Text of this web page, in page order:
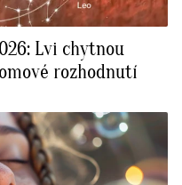
Lvi chytnou
rozhodnutí